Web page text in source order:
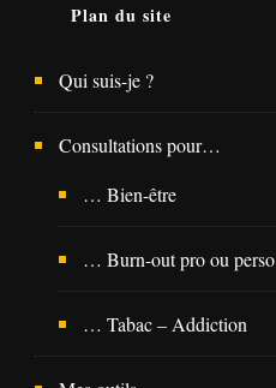
Plan du site
Qui suis-je ?
Consultations pour…
… Bien-être
… Burn-out pro ou perso
… Tabac – Addiction